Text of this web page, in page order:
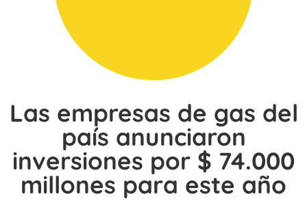
Las empresas de gas del
país anunciaron
inversiones por $ 74.000
millones para este año